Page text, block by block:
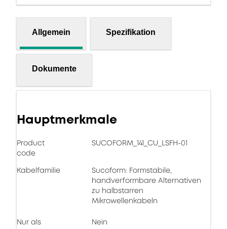
Allgemein Spezifikation
Dokumente
Hauptmerkmale
Product
code
SUCOFORM_141_CU_LSFH-01
Kabelfamilie
Sucoform: Formstabile,
handverformbare Alternativen
zu halbstarren
Mikrowellenkabeln
Nur als
Nein